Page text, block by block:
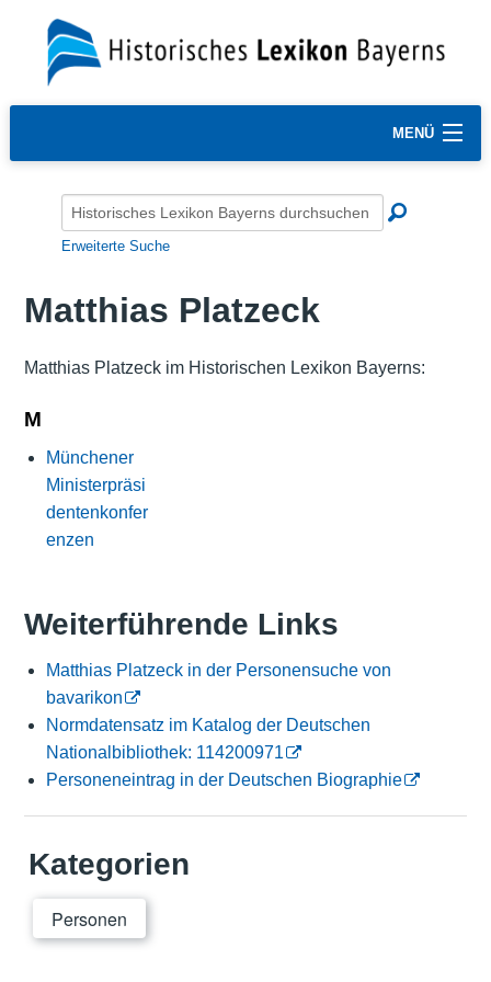
MENÜ
Erweiterte Suche
Matthias Platzeck
Matthias Platzeck im Historischen Lexikon Bayerns:
M
Münchener
Ministerpräsi
dentenkonfer
enzen
Weiterführende Links
Matthias Platzeck in der Personensuche von
bavarikon
Normdatensatz im Katalog der Deutschen
Nationalbibliothek: 114200971
Personeneintrag in der Deutschen Biographie
Kategorien
Personen